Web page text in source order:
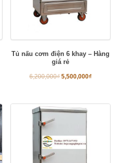
Tủ nấu cơm điện 6 khay – Hàng
giá rẻ
6,200,000₫ 5,500,000₫